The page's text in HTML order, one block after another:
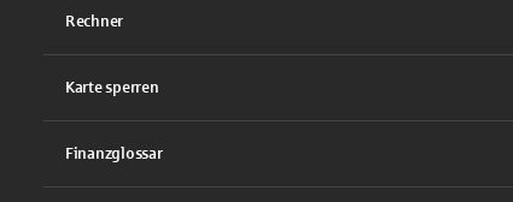
Rechner
Karte sperren
Finanzglossar